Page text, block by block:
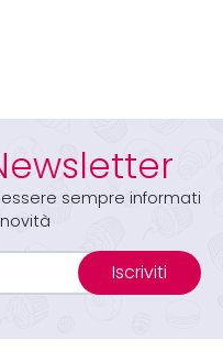
sempre informati
Iscriviti